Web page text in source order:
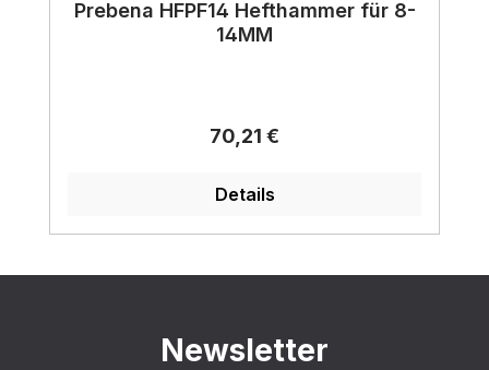
Prebena HFPF14 Hefthammer für 8-
14MM
Regulärer Preis:
70,21 €
Details
Newsletter